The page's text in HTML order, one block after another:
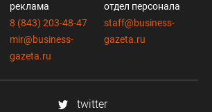
реклама
8 (843) 203-48-47
mir@business-
gazeta.ru
отдел персонала
staff@business-
gazeta.ru
twitter